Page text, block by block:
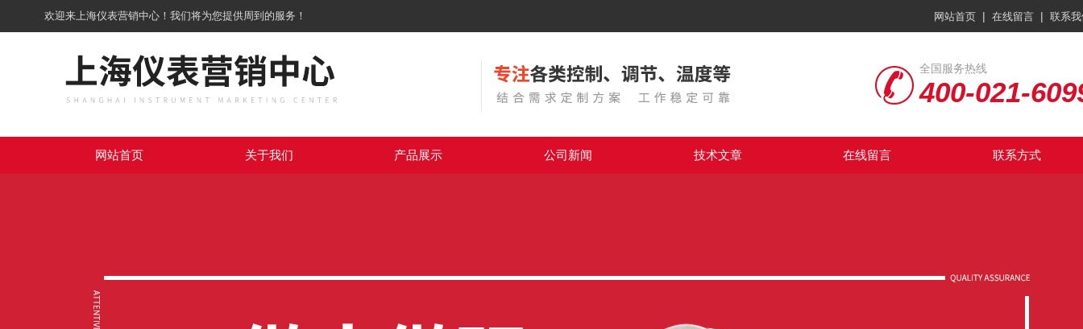
欢迎来上海仪表营销中心！我们将为您提供周到的服务！ 网站首页 | 在线留言 | 联系
全国服务热线
400-021-
网站首页 关于我们 产品展示 公司新闻 技术文章 在线留言 联系方式